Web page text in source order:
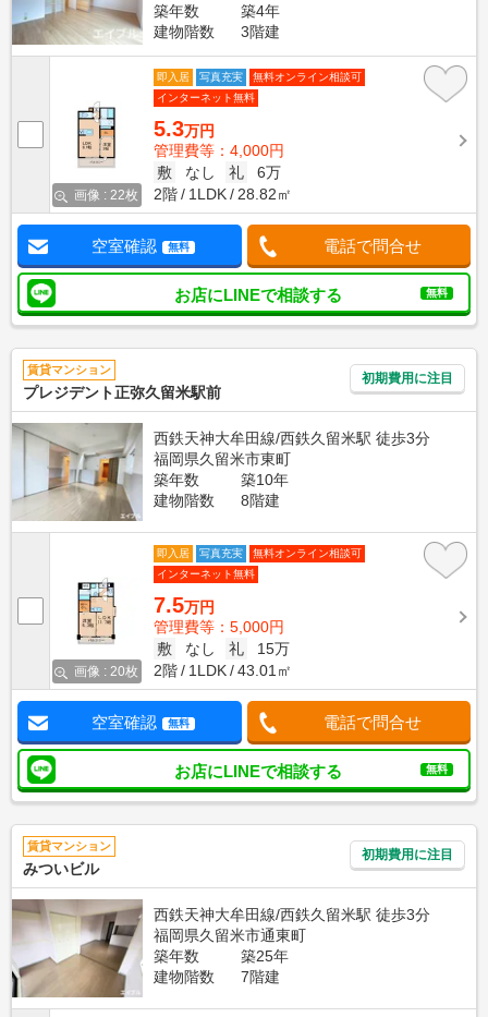
築年数
築4年
建物階数
3階建
画像 : 22枚
即入居 写真充実
無料オンライン相談可
インターネット無料
5.3万円
管理費等：4,000円
敷
なし 礼
6万
2階
1LDK 28.82㎡
空室確認 無料 電話で問合せ
お店にLINEで相談する 無料
賃貸マンション
プレジデント正弥久留米駅前
初期費用に注目
西鉄天神大牟田線/西鉄久留米駅 徒歩3分
福岡県久留米市東町
築年数
築10年
建物階数
8階建
画像 : 20枚
即入居 写真充実
無料オンライン相談可
インターネット無料
7.5万円
管理費等：5,000円
敷
なし 礼
15万
2階
1LDK 43.01㎡
空室確認 無料 電話で問合せ
お店にLINEで相談する 無料
賃貸マンション
みついビル
初期費用に注目
西鉄天神大牟田線/西鉄久留米駅 徒歩3分
福岡県久留米市通東町
築年数
築25年
建物階数
7階建